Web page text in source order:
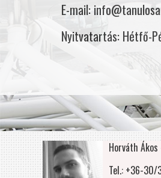
E-mail:
Nyitvatartás: Hétfő-
Horváth
Tel.: +36-